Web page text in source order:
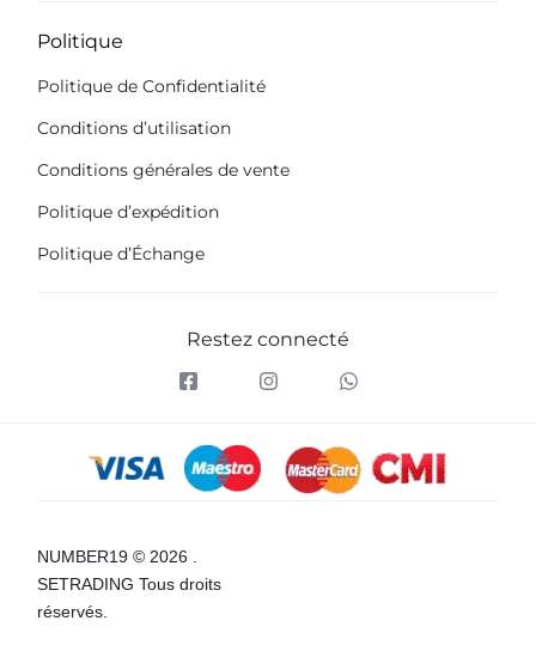
Politique
Politique de Confidentialité
Conditions d’utilisation
Conditions générales de vente
Politique d’expédition
Politique d’Échange
Restez connecté
NUMBER19 © 2026 .
SETRADING Tous droits
réservés.